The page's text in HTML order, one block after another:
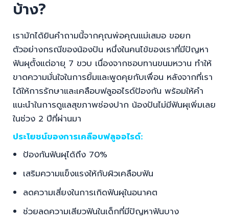
บ้าง?
เรามักได้ยินคำถามนี้จากคุณพ่อคุณแม่เสมอ ขอยก
ตัวอย่างกรณีของน้องปัน หนึ่งในคนไข้ของเราที่มีปัญหา
ฟันผุตั้งแต่อายุ 7 ขวบ เนื่องจากชอบทานขนมหวาน ทำให้
ขาดความมั่นใจในการยิ้มและพูดคุยกับเพื่อน หลังจากที่เรา
ได้ให้การรักษาและเคลือบฟลูออไรด์ป้องกัน พร้อมให้คำ
แนะนำในการดูแลสุขภาพช่องปาก น้องปันไม่มีฟันผุเพิ่มเลย
ในช่วง 2 ปีที่ผ่านมา
ประโยชน์ของการเคลือบฟลูออไรด์:
ป้องกันฟันผุได้ถึง 70%
เสริมความแข็งแรงให้กับผิวเคลือบฟัน
ลดความเสี่ยงในการเกิดฟันผุในอนาคต
ช่วยลดความเสียวฟันในเด็กที่มีปัญหาฟันบาง